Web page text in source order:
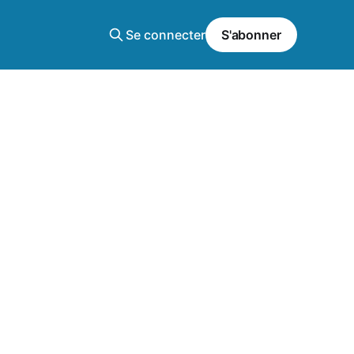
Se connecter S'abonner